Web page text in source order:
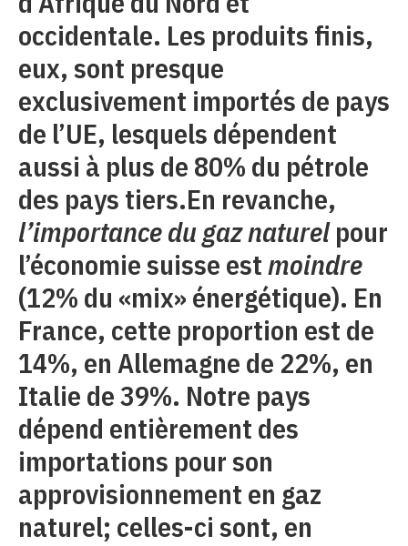
occidentale. Les produits finis,
eux, sont presque
exclusivement importés de pays
de l’UE, lesquels dépendent
aussi à plus de 80% du pétrole
des pays tiers.En revanche,
l’importance du gaz naturelpour
l’économie suisse estmoindre
(12% du «mix» énergétique). En
France, cette proportion est de
14%, en Allemagne de 22%, en
Italie de 39%. Notre pays
dépend entièrement des
importations pour son
approvisionnement en gaz
naturel; celles-ci sont, en